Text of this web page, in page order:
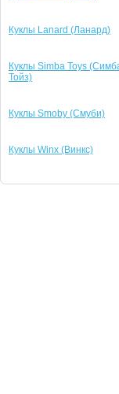
Куклы Lanard (Ланард)
Куклы Simba Toys
Тойз)
Куклы Smoby (Смуби)
Куклы Winx (Винкс)